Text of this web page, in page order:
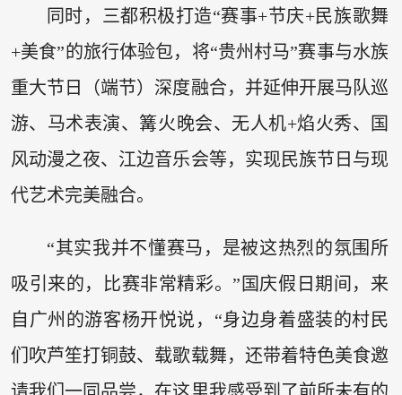
同时，三都积极打造“赛事+节庆+民族歌舞
+美食”的旅行体验包，将“贵州村马”赛事与水族
重大节日（端节）深度融合，并延伸开展马队巡
游、马术表演、篝火晚会、无人机+焰火秀、国
风动漫之夜、江边音乐会等，实现民族节日与现
代艺术完美融合。
“其实我并不懂赛马，是被这热烈的氛围所
吸引来的，比赛非常精彩。”国庆假日期间，来
自广州的游客杨开悦说，“身边身着盛装的村民
们吹芦笙打铜鼓、载歌载舞，还带着特色美食邀